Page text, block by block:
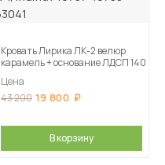
Кровать Лирика ЛК-2 велюр
карамель + основание ЛДСП 140
Цена
43 200 19 800
В корзину